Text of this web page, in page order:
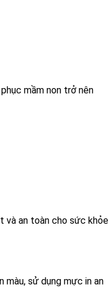
mầm non trở nên
và an toàn cho sức khỏe
sử dụng mực in an